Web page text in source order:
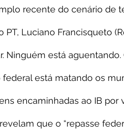
recente do cenário de
PT, Luciano Francisqueto
Ninguém está
está matando os
encaminhadas ao IB
que o “repasse